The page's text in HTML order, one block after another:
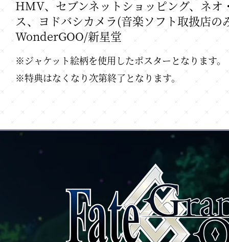
HMV、セブンネットショッピング、ネオ
ス、ヨドバシカメラ(音楽ソフト取扱店の
WonderGOO/新星堂
※ジャケット絵柄を使用したポスターとなります。
※特典はなくなり次第終了となります。